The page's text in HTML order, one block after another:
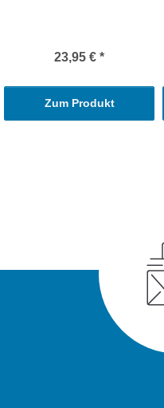
23,95 € *
Zum Produkt